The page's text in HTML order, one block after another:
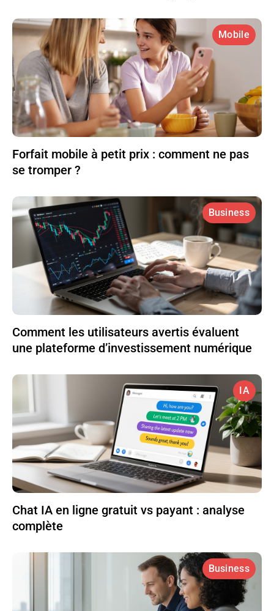
Mobile
Forfait mobile à petit prix : comment ne pas
se tromper ?
Business
Comment les utilisateurs avertis évaluent
une plateforme d’investissement numérique
IA
Chat IA en ligne gratuit vs payant : analyse
complète
Business